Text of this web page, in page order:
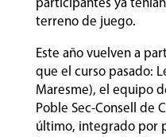
participantes ya
terreno de juego.
Este año vuelven a
que el curso pasado:
Maresme), el equipo
Poble Sec-Consell de
último, integrado por